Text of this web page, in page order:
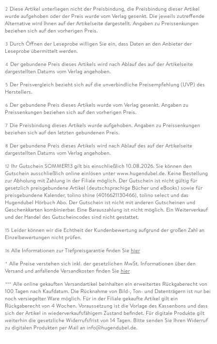
2 Diese Artikel unterliegen nicht der Preisbindung, die Preisbindung dieser Artikel
wurde aufgehoben oder der Preis wurde vom Verlag gesenkt. Die jeweils zutreffende
Alternative wird Ihnen auf der Artikelseite dargestellt. Angaben zu Preissenkungen
beziehen sich auf den vorherigen Preis.
3 Durch Öffnen der Leseprobe willigen Sie ein, dass Daten an den Anbieter der
Leseprobe übermittelt werden.
4 Der gebundene Preis dieses Artikels wird nach Ablauf des auf der Artikelseite
dargestellten Datums vom Verlag angehoben.
5 Der Preisvergleich bezieht sich auf die unverbindliche Preisempfehlung (UVP) des
Herstellers.
6 Der gebundene Preis dieses Artikels wurde vom Verlag gesenkt. Angaben zu
Preissenkungen beziehen sich auf den vorherigen Preis.
7 Die Preisbindung dieses Artikels wurde aufgehoben. Angaben zu Preissenkungen
beziehen sich auf den letzten gebundenen Preis.
8 Der gebundene Preis dieses Artikels wird nach Ablauf des auf der Artikelseite
dargestellten Datums vom Verlag angehoben.
12 Ihr Gutschein SOMMER13 gilt bis einschließlich 10.08.2026. Sie können den
Gutschein ausschließlich online einlösen unter www.hugendubel.de. Keine Bestellung
zur Abholung mit Zahlung in der Filiale möglich. Der Gutschein ist nicht gültig für
gesetzlich preisgebundene Artikel (deutschsprachige Bücher und eBooks) sowie für
preisgebundene Kalender, tolino shine (4016621130466), tolino select und das
Hugendubel Hörbuch Abo. Der Gutschein ist nicht mit anderen Gutscheinen und
Geschenkkarten kombinierbar. Eine Barauszahlung ist nicht möglich. Ein Weiterverkauf
und der Handel des Gutscheincodes sind nicht gestattet.
15 Leider können wir die Echtheit der Kundenbewertung aufgrund der großen Zahl an
Einzelbewertungen nicht prüfen.
16 Alle Informationen zur Tiefpreisgarantie finden Sie hier
* Alle Preise verstehen sich inkl. der gesetzlichen MwSt. Informationen über den
Versand und anfallende Versandkosten finden Sie hier
*** Alle online gekauften Versandartikel beinhalten ein erweitertes Rückgaberecht von
100 Tagen nach Kaufdatum. Die Rücknahme von Bild-, Ton- und Datenträgern ist nur bei
noch versiegelter Ware möglich. Für in der Filiale gekaufte Artikel gilt ein
Rückgaberecht von 4 Wochen. Voraussetzung ist die Vorlage des Kassenbons und dass
sich der Artikel in wiederverkaufsfähigem Zustand befindet. Für digitale Produkte gilt
weiterhin die gesetzliche Widerrufsfrist von 14 Tagen. Bitte senden Sie Ihren Widerruf
zu digitalen Produkten per Mail an info@hugendubel.de.